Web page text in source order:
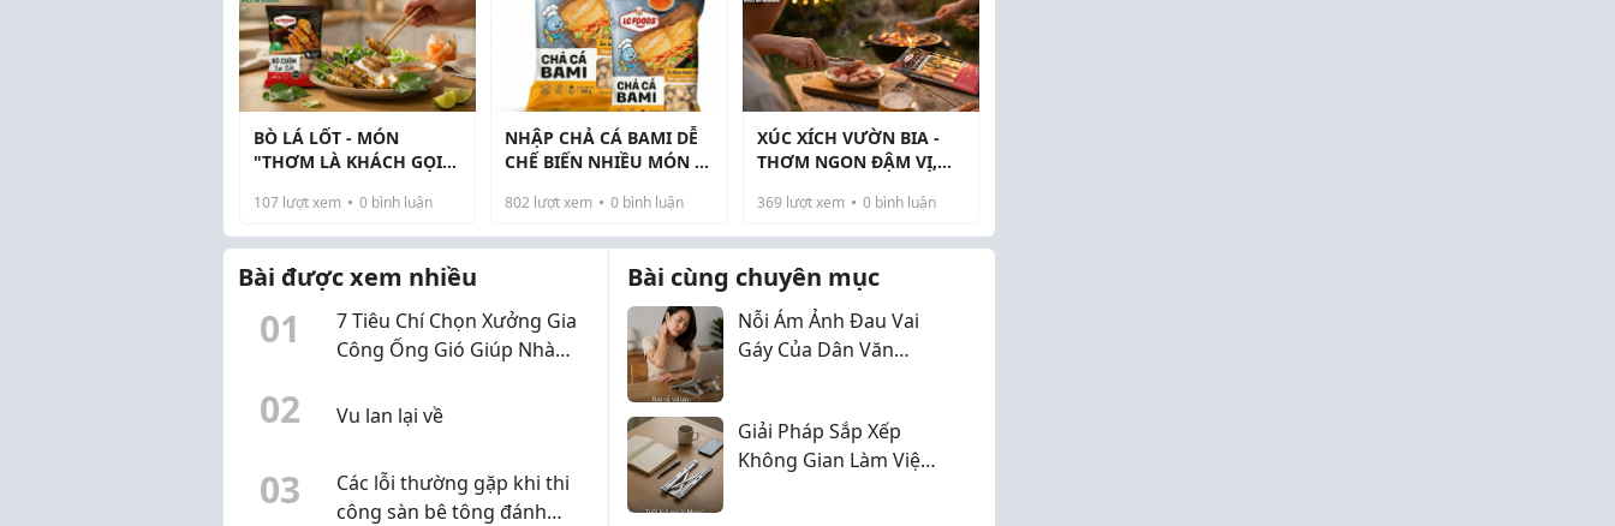
BÒ LÁ LỐT - MÓN
"THƠM LÀ KHÁCH GỌI"
BẾP ONLINE
107 lượt xem 0 bình luận
NHẬP CHẢ CÁ BAMI DỄ
CHẾ BIẾN NHIỀU MÓN -
802 lượt xem 0 bình luận
XÚC XÍCH VƯỜN BIA -
THƠM NGON ĐẬM VỊ,
KHÁCH
369 lượt xem 0bình luận
Bài được xem nhiều
01
7 Tiêu Chí Chọn Xưởng Gia
Công Ống Gió Giúp Nhà
Độ
02 Vu lan lại về
03
Các lỗi thường gặp khi thi
công sàn bê tông đánh
Bài cùng chuyên mục
Nỗi Ám Ảnh Đau Vai
Gáy Của Dân Văn
Cột Sống Sớm
Giải Pháp Sắp Xếp
Không Gian Làm Việc